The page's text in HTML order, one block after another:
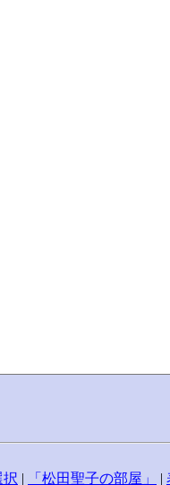
択 | 「松田聖子の部屋」 |